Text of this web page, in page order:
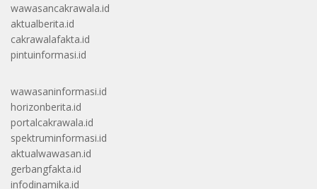
wawasancakrawala.id
aktualberita.id
cakrawalafakta.id
pintuinformasi.id
wawasaninformasi.id
horizonberita.id
portalcakrawala.id
spektruminformasi.id
aktualwawasan.id
gerbangfakta.id
infodinamika.id